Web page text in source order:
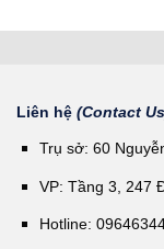
Liên hệ (Contact
Trụ sở: 60
VP: Tầng 3, 247
Hotline: